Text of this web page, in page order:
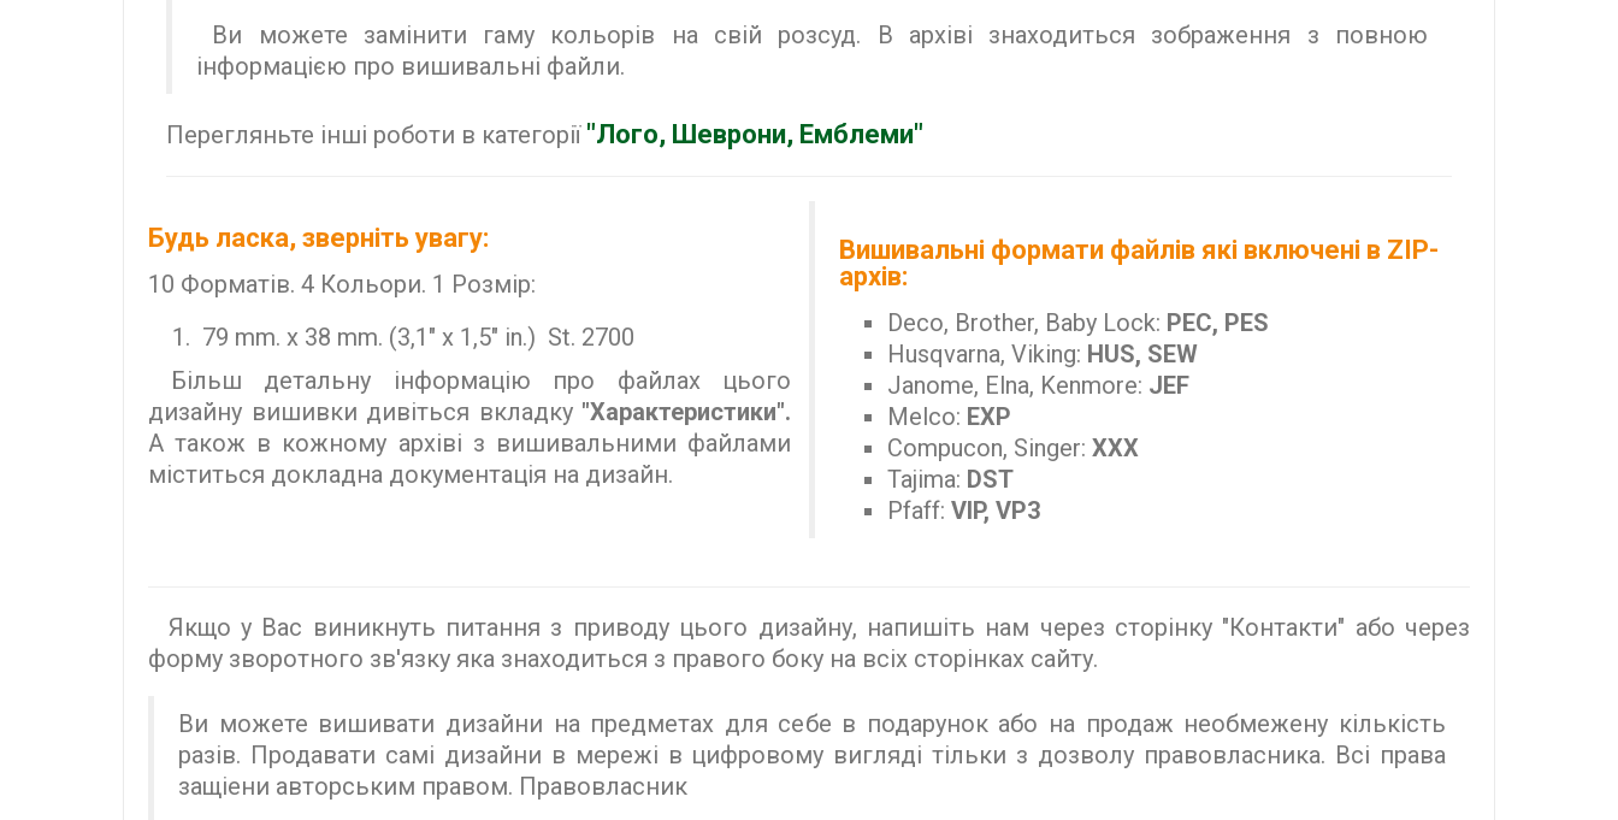
Ви можете замінити гаму кольорів на свій розсуд. В архіві знаходиться зображення з повною
інформацією про вишивальні файли.
Перегляньте інші роботи в категорії "Лого, Шеврони, Емблеми"
Будь ласка, зверніть увагу:
10 Форматів. 4 Кольори. 1 Розмір:
79 mm. x 38 mm. (3,1" x 1,5" in.) St. 2700
Більш детальну інформацію про файлах цього
дизайну вишивки дивіться вкладку "Характеристики".
А також в кожному архіві з вишивальними файлами
міститься докладна документація на дизайн.
Вишивальні формати файлів які включені в ZIP-
архів:
Deco, Brother, Baby Lock: PEC, PES
Husqvarna, Viking: HUS, SEW
Janome, Elna, Kenmore: JEF
Melco: EXP
Compucon, Singer: XXX
Tajima: DST
Pfaff: VIP, VP3
Якщо у Вас виникнуть питання з приводу цього дизайну, напишіть нам через сторінку "Контакти" або через
форму зворотного зв'язку яка знаходиться з правого боку на всіх сторінках сайту.
Ви можете вишивати дизайни на предметах для себе в подарунок або на продаж необмежену кількість
разів. Продавати самі дизайни в мережі в цифровому вигляді тільки з дозволу правовласника. Всі права
защіени авторським правом. Правовласник